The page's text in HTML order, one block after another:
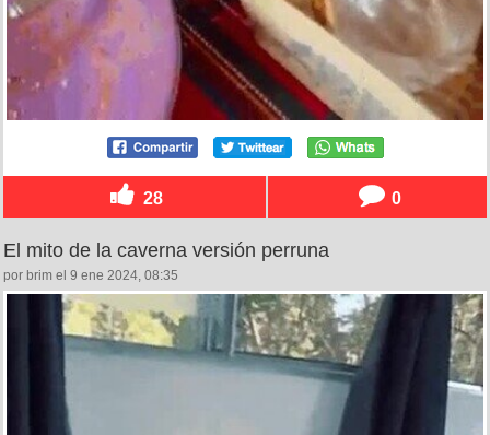
28 0
El mito de la caverna versión perruna
por brim el 9 ene 2024, 08:35